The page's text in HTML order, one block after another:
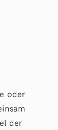
oder
der